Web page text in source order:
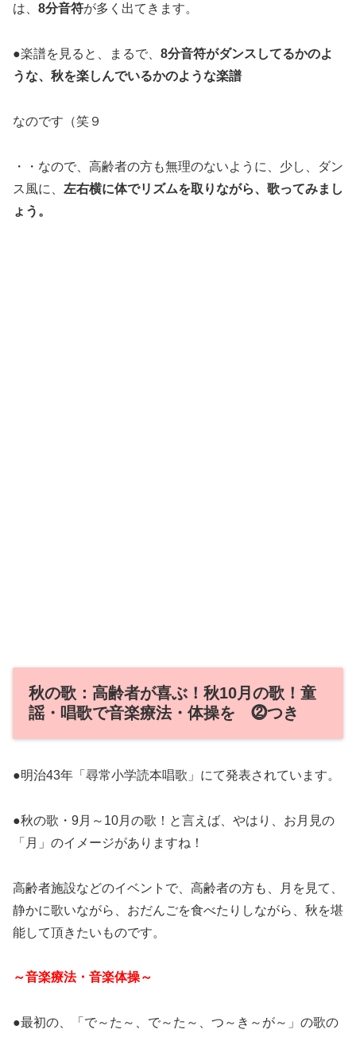
は、 8分音符が多く出てきます。
●楽譜を見ると、まるで、 8分音符がダンスしてるかのよ
うな、秋を楽しんでいるかのような楽譜
なのです（笑９
・・なので、高齢者の方も無理のないように、少し、ダン
ス風に、 左右横に体でリズムを取りながら、歌ってみまし
ょう。
秋の歌：高齢者が喜ぶ！秋10月の歌！童
謡・唱歌で音楽療法・体操を ⓶つき
●明治43年「尋常小学読本唱歌」にて発表されています。
●秋の歌・9月～10月の歌！と言えば、やはり、お月見の
「月」のイメージがありますね！
高齢者施設などのイベントで、高齢者の方も、月を見て、
静かに歌いながら、おだんごを食べたりしながら、秋を堪
能して頂きたいものです。
～音楽療法・音楽体操～
●最初の、「で～た～、で～た～、つ～き～が～」の歌の